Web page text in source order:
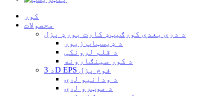
کور
محصولات
د درې بعدي کورګیټډ کارت بورډ پزل
د ډیسټاپ زیور
د قلم لرونکی
د کور سينګارونه
د 3D EPS فوم پزل
د ودانیو لړۍ
د موټرو لړۍ